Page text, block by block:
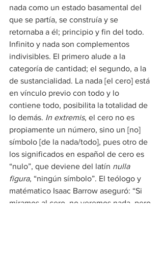
nada como un estado basamental del
que se partía, se construía y se
retornaba a él; principio y fin del todo.
Infinito y nada son complementos
indivisibles. El primero alude a la
categoría de cantidad; el segundo, a la
de sustancialidad. La nada [el cero] está
en vínculo previo con todo y lo
contiene todo, posibilita la totalidad de
lo demás. In extremis, el cero no es
propiamente un número, sino un [no]
símbolo [de la nada/todo], pues otro de
los significados en español de cero es
“nulo”, que deviene del latín nulla
figura, “ningún símbolo”. El teólogo y
matématico Isaac Barrow aseguró: “Si
miramos al cero, no veremos nada, pero